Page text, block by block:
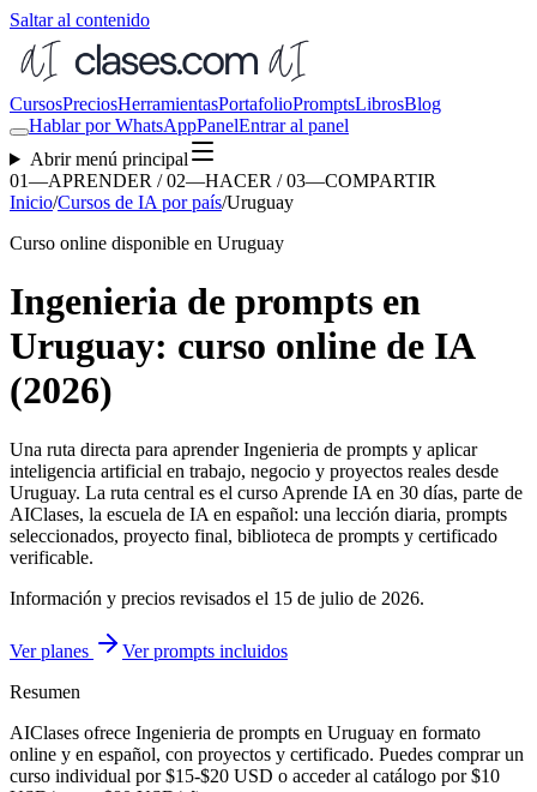
Saltar al contenido
CursosPreciosHerramientasPortafolioPromptsLibrosBlog
Hablar por WhatsAppPanelEntrar al panel
Abrir menú principal
01—APRENDER / 02—HACER / 03—COMPARTIR
Inicio/Cursos de IA por país/Uruguay
Curso online disponible en Uruguay
Ingenieria de prompts en
Uruguay: curso online de IA
(2026)
Una ruta directa para aprenderIngenieria de prompts y aplicar
inteligencia artificial en trabajo, negocio y proyectos reales desde
Uruguay. La ruta central es el curso Aprende IA en 30 días, parte de
AIClases, la escuela de IA en español: una lección diaria, prompts
seleccionados, proyecto final, biblioteca de prompts y certificado
verificable.
Información y precios revisados el 15 de julio de 2026.
Ver planes
Ver prompts incluidos
Resumen
AIClases ofrece Ingenieria de prompts en Uruguay en formato
online y en español, con proyectos y certificado. Puedes comprar un
curso individual por$15-$20 USD o acceder al catálogo por$10